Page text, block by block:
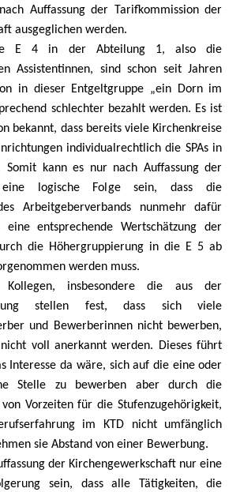
Auffassung der Tarifkommission der
ausgeglichen werden.
E 4 in der Abteilung 1, also die
Assistentinnen, sind schon seit Jahren
in dieser Entgeltgruppe „ein Dorn im
schlechter bezahlt werden. Es ist
bekannt, dass bereits viele Kirchenkreise
individualrechtlich die SPAs in
kann es nur nach Auffassung der
eine logische Folge sein, dass die
Arbeitgeberverbands nunmehr dafür
entsprechende Wertschätzung der
die Höhergruppierung in die E 5 ab
werden muss.
Kollegen, insbesondere die aus der
stellen fest, dass sich viele
und Bewerberinnen nicht bewerben,
voll anerkannt werden. Dieses führt
Interesse da wäre, sich auf die eine oder
Stelle zu bewerben aber durch die
Vorzeiten für die Stufenzugehörigkeit,
im KTD nicht umfänglich
sie Abstand von einer Bewerbung.
der Kirchengewerkschaft nur eine
sein, dass alle Tätigkeiten, die